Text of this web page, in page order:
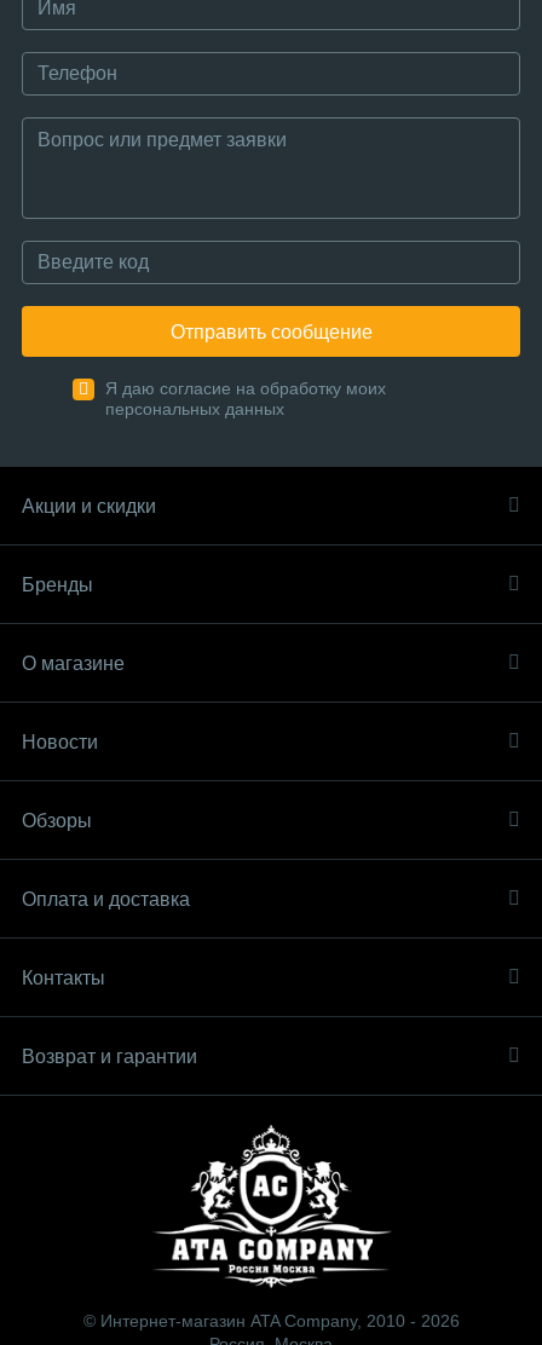
Отправить сообщение
Я даю согласие на обработку моих
персональных данных
Акции и скидки
Бренды
О магазине
Новости
Обзоры
Оплата и доставка
Контакты
Возврат и гарантии
© Интернет-магазин ATA Company, 2010 - 2026